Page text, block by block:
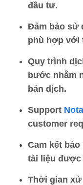
đầu tư.
Đảm bảo sử
phù hợp với
Quy trình
bước nhằm
bản dịch.
Support
customer
Cam kết
tài liệu được
Thời gian